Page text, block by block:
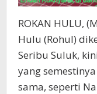
ROKAN HULU,
Hulu (Rohul)
Seribu Suluk,
yang
sama, seperti